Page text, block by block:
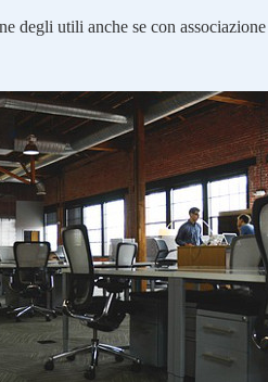
degli utili anche se con